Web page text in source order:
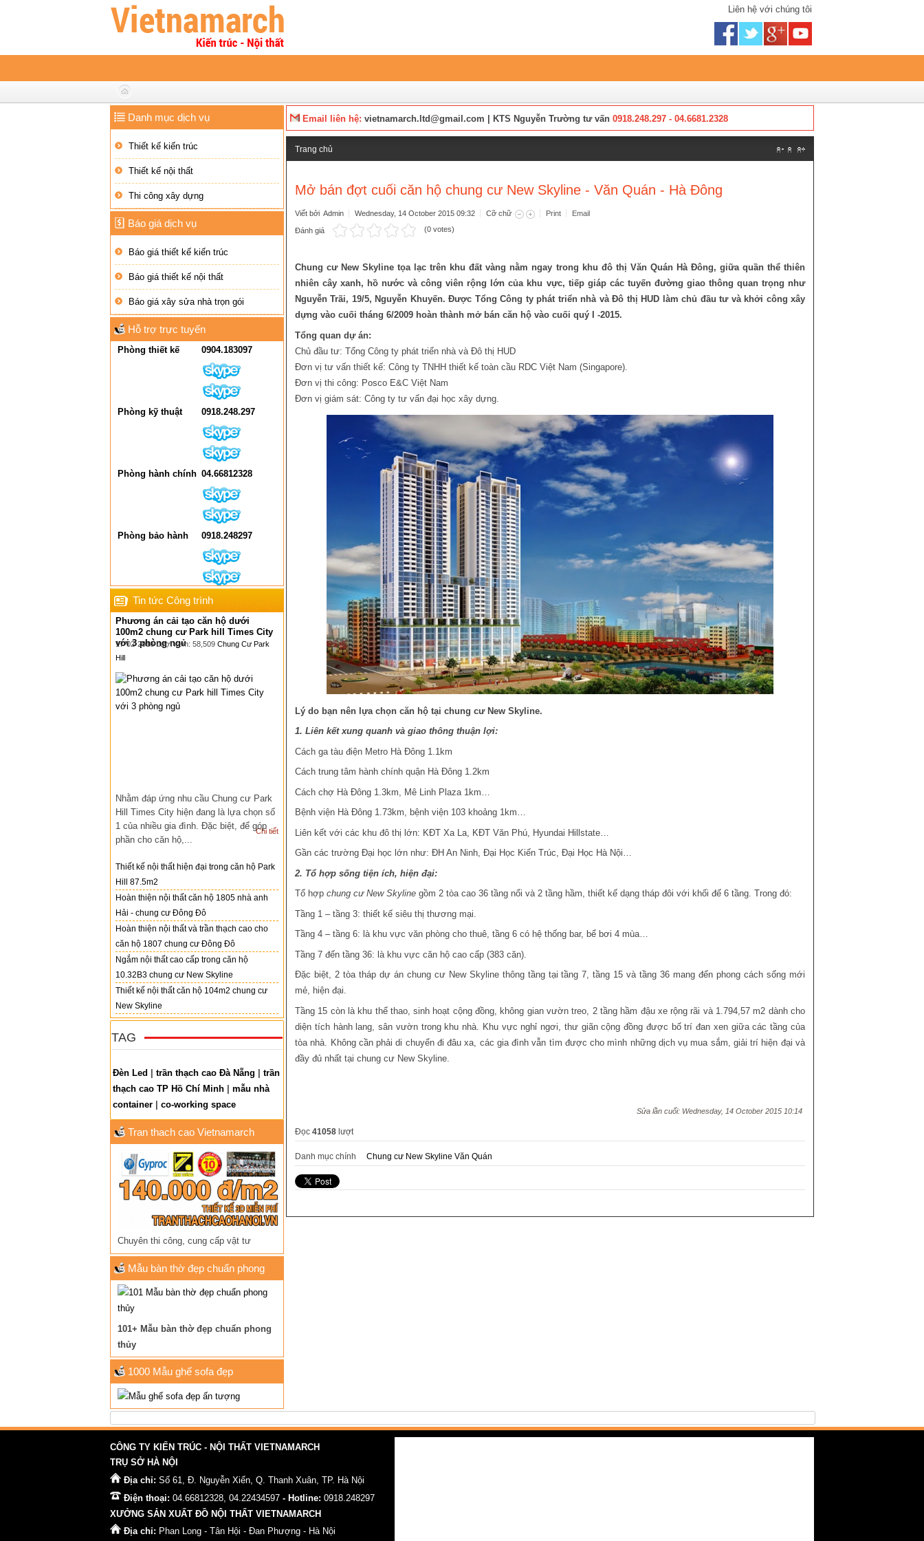
Liên hệ với chúng tôi
Danh mục dịch vụ
Thiết kế kiến trúc
Thiết kế nội thất
Thi công xây dựng
Báo giá dịch vụ
Báo giá thiết kế kiến trúc
Báo giá thiết kế nội thất
Báo giá xây sửa nhà trọn gói
Hỗ trợ trực tuyến
Phòng thiết kế 0904.183097
Phòng kỹ thuật 0918.248.297
Phòng hành chính 04.66812328
Phòng bảo hành 0918.248297
Tin tức Công trình
Phương án cải tạo căn hộ dưới
100m2 chung cư Park hill Times City
với 3 phòng ngủ
17-02-2016 Lượt xem: 58,509 Chung Cư Park
Hill
Nhằm đáp ứng nhu cầu Chung cư Park
Hill Times City hiện đang là lựa chọn số
1 của nhiều gia đình. Đặc biệt, để góp
phần cho căn hộ,...
Chi tiết
Thiết kế nội thất hiện đại trong căn hộ Park
Hill 87.5m2
Hoàn thiện nội thất căn hộ 1805 nhà anh
Hải - chung cư Đông Đô
Hoàn thiện nội thất và trần thạch cao cho
căn hộ 1807 chung cư Đông Đô
Ngắm nội thất cao cấp trong căn hộ
10.32B3 chung cư New Skyline
Thiết kế nội thất căn hộ 104m2 chung cư
New Skyline
TAG
Đèn Led trần thạch cao Đà Nẵng
trần
thạch cao TP Hồ Chí Minh
mẫu nhà
container
co-working space
Tran thach cao Vietnamarch
Chuyên thi công, cung cấp vật tư
Mẫu bàn thờ đẹp chuẩn phong
thủy
101+ Mẫu bàn thờ đẹp chuẩn phong
thủy
1000 Mẫu ghế sofa đẹp
Email liên hệ: vietnamarch.ltd@gmail.com | KTS Nguyễn Trường tư vấn 0918.248.297 - 04.6681.2328
Trang chủ
Mở bán đợt cuối căn hộ chung cư New Skyline - Văn Quán - Hà Đông
Viết bởi Admin Wednesday, 14 October 2015 09:32 Cỡ chữ Print Email
Đánh giá (0 votes)
Chung cư New Skyline tọa lạc trên khu đất vàng nằm ngay trong khu đô thị Văn Quán Hà Đông, giữa quần thể thiên
nhiên cây xanh, hồ nước và công viên rộng lớn của khu vực, tiếp giáp các tuyến đường giao thông quan trọng như
Nguyễn Trãi, 19/5, Nguyễn Khuyến. Được Tổng Công ty phát triển nhà và Đô thị HUD làm chủ đầu tư và khởi công xây
dựng vào cuối tháng 6/2009 hoàn thành mở bán căn hộ vào cuối quý I -2015.
Tổng quan dự án:
Chủ đầu tư: Tổng Công ty phát triển nhà và Đô thị HUD
Đơn vị tư vấn thiết kế: Công ty TNHH thiết kế toàn cầu RDC Việt Nam (Singapore).
Đơn vị thi công: Posco E&C Việt Nam
Đơn vị giám sát: Công ty tư vấn đại học xây dựng.
Lý do bạn nên lựa chọn căn hộ tại chung cư New Skyline.
1. Liên kết xung quanh và giao thông thuận lợi:
Cách ga tàu điện Metro Hà Đông 1.1km
Cách trung tâm hành chính quận Hà Đông 1.2km
Cách chợ Hà Đông 1.3km, Mê Linh Plaza 1km…
Bệnh viện Hà Đông 1.73km, bệnh viện 103 khoảng 1km…
Liên kết với các khu đô thị lớn: KĐT Xa La, KĐT Văn Phú, Hyundai Hillstate…
Gần các trường Đại học lớn như: ĐH An Ninh, Đại Học Kiến Trúc, Đại Học Hà Nội…
2. Tổ hợp sống tiện ích, hiện đại:
Tổ hợp chung cư New Skyline gồm 2 tòa cao 36 tầng nổi và 2 tầng hầm, thiết kế dạng tháp đôi với khối đế 6 tầng. Trong đó:
Tầng 1 – tầng 3: thiết kế siêu thị thương mại.
Tầng 4 – tầng 6: là khu vực văn phòng cho thuê, tầng 6 có hệ thống bar, bể bơi 4 mùa…
Tầng 7 đến tầng 36: là khu vực căn hộ cao cấp (383 căn).
Đặc biệt, 2 tòa tháp dự án chung cư New Skyline thông tầng tại tầng 7, tầng 15 và tầng 36 mang đến phong cách sống mới
mẻ, hiện đại.
Tầng 15 còn là khu thể thao, sinh hoạt cộng đồng, không gian vườn treo, 2 tầng hầm đậu xe rộng rãi và 1.794,57 m2 dành cho
diện tích hành lang, sân vườn trong khu nhà. Khu vực nghỉ ngơi, thư giãn cộng đồng được bố trí đan xen giữa các tầng của
tòa nhà. Không cần phải di chuyển đi đâu xa, các gia đình vẫn tìm được cho mình những dịch vụ mua sắm, giải trí hiện đại và
đầy đủ nhất tại chung cư New Skyline.
Sửa lần cuối: Wednesday, 14 October 2015 10:14
Đọc 41058 lượt
Danh mục chính Chung cư New Skyline Văn Quán
CÔNG TY KIẾN TRÚC - NỘI THẤT VIETNAMARCH
TRỤ SỞ HÀ NỘI
Địa chỉ: Số 61, Đ. Nguyễn Xiển, Q. Thanh Xuân, TP. Hà Nội
Điện thoại: 04.66812328, 04.22434597 - Hotline: 0918.248297
XƯỞNG SẢN XUẤT ĐỒ NỘI THẤT VIETNAMARCH
Địa chỉ: Phan Long - Tân Hội - Đan Phượng - Hà Nội